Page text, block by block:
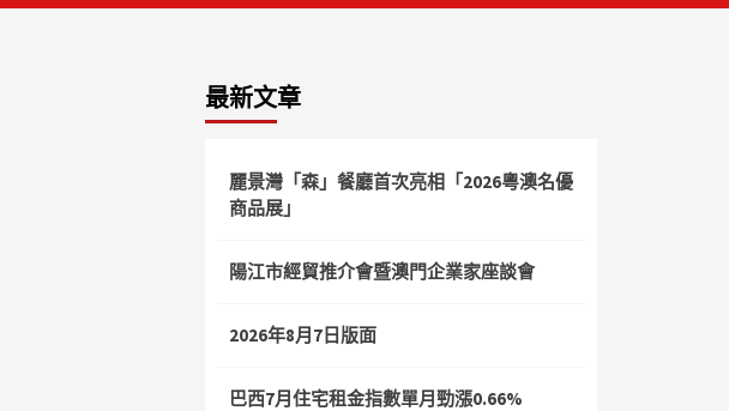
字:
最新文章
麗景灣「森」餐廳首次亮相「2026粵澳名優
商品展」
陽江市經貿推介會暨澳門企業家座談會
2026年8月7日版面
巴西7月住宅租金指數單月勁漲0.66%